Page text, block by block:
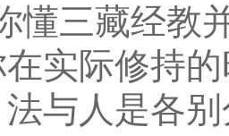
懂三藏经教
实际修持
与人是各